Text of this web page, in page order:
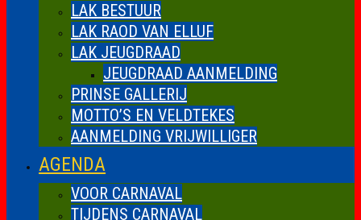
LAK BESTUUR
LAK RAOD VAN ELLUF
LAK JEUGDRAAD
JEUGDRAAD AANMELDING
PRINSE GALLERIJ
MOTTO’S EN VELDTEKES
AANMELDING VRIJWILLIGER
AGENDA
VOOR CARNAVAL
TIJDENS CARNAVAL